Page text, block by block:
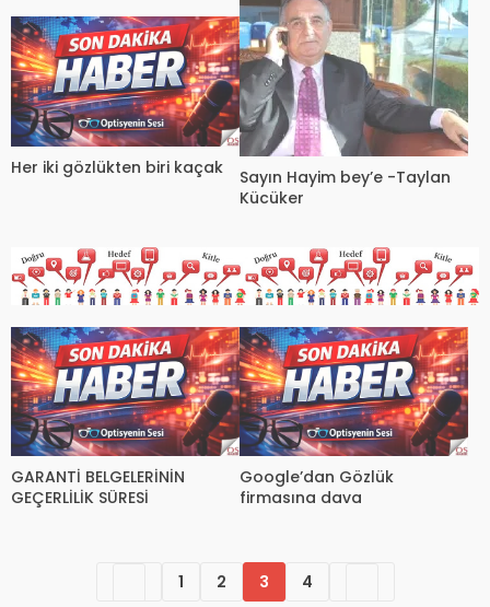
Her iki gözlükten biri kaçak
Sayın Hayim bey’e -Taylan
Kücüker
GARANTİ BELGELERİNİN
GEÇERLİLİK SÜRESİ
Google’dan Gözlük
firmasına dava
1 2 3 4